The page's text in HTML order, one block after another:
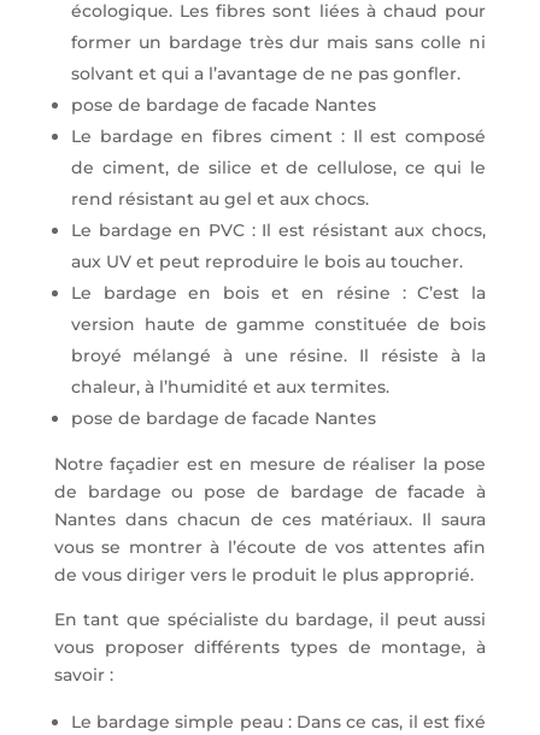
écologique. Les fibres sont liées à chaud pour
former un bardage très dur mais sans colle ni
solvant et qui a l’avantage de ne pas gonfler.
pose de bardage de facade Nantes
Le bardage en fibres ciment : Il est composé
de ciment, de silice et de cellulose, ce qui le
rend résistant au gel et aux chocs.
Le bardage en PVC : Il est résistant aux chocs,
aux UV et peut reproduire le bois au toucher.
Le bardage en bois et en résine : C’est la
version haute de gamme constituée de bois
broyé mélangé à une résine. Il résiste à la
chaleur, à l’humidité et aux termites.
pose de bardage de facade Nantes
Notre façadier est en mesure de réaliser la pose
de bardage ou pose de bardage de facade à
Nantes dans chacun de ces matériaux. Il saura
vous se montrer à l’écoute de vos attentes afin
de vous diriger vers le produit le plus approprié.
En tant que spécialiste du bardage, il peut aussi
vous proposer différents types de montage, à
savoir :
Le bardage simple peau : Dans ce cas, il est fixé